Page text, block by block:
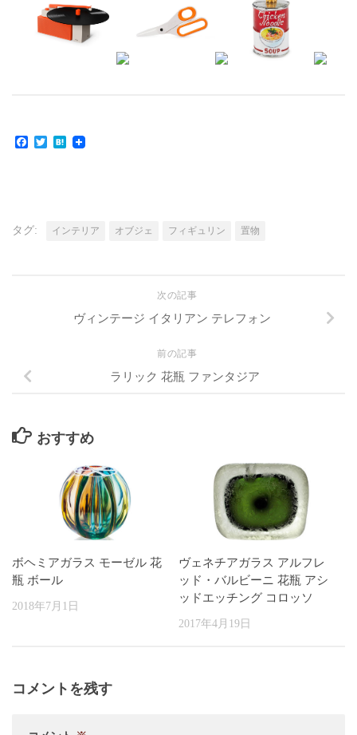
Facebook
TwitterHatena
タグ: インテリア オブジェ フィギュリン 置物
次の記事
ヴィンテージ イタリアン テレフォン
前の記事
ラリック 花瓶 ファンタジア
おすすめ
ボヘミアガラス モーゼル 花
瓶 ボール
2018年7月1日
ヴェネチアガラス アルフレ
ッド・バルビーニ 花瓶 アシ
ッドエッチング コロッソ
2017年4月19日
コメントを残す